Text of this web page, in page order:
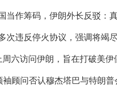
当作筹码，伊朗外长反驳：
次违反停火协议，强调将竭
六访问伊朗，旨在打破美伊
顾问否认穆杰塔巴与特朗普